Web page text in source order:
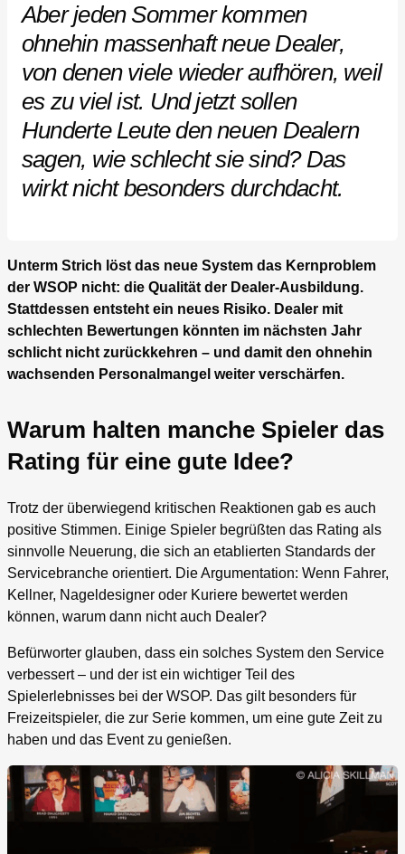
Aber jeden Sommer kommen
ohnehin massenhaft neue Dealer,
von denen viele wieder aufhören, weil
es zu viel ist. Und jetzt sollen
Hunderte Leute den neuen Dealern
sagen, wie schlecht sie sind? Das
wirkt nicht besonders durchdacht.
Unterm Strich löst das neue System das Kernproblem
der WSOP nicht: die Qualität der Dealer-Ausbildung.
Stattdessen entsteht ein neues Risiko. Dealer mit
schlechten Bewertungen könnten im nächsten Jahr
schlicht nicht zurückkehren – und damit den ohnehin
wachsenden Personalmangel weiter verschärfen.
Warum halten manche Spieler das
Rating für eine gute Idee?
Trotz der überwiegend kritischen Reaktionen gab es auch
positive Stimmen. Einige Spieler begrüßten das Rating als
sinnvolle Neuerung, die sich an etablierten Standards der
Servicebranche orientiert. Die Argumentation: Wenn Fahrer,
Kellner, Nageldesigner oder Kuriere bewertet werden
können, warum dann nicht auch Dealer?
Befürworter glauben, dass ein solches System den Service
verbessert – und der ist ein wichtiger Teil des
Spielerlebnisses bei der WSOP. Das gilt besonders für
Freizeitspieler, die zur Serie kommen, um eine gute Zeit zu
haben und das Event zu genießen.